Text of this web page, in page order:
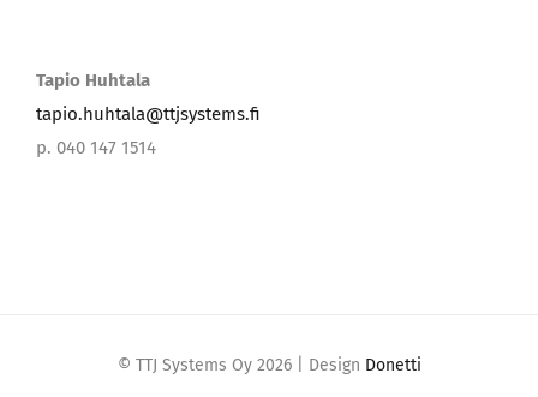
Tapio Huhtala
tapio.huhtala@ttjsystems.fi
p. 040 147 1514
© TTJ Systems Oy 2026 | Design Donetti